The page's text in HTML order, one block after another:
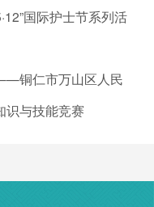
国际护士节系列活
铜仁市万山区人民
识与技能竞赛